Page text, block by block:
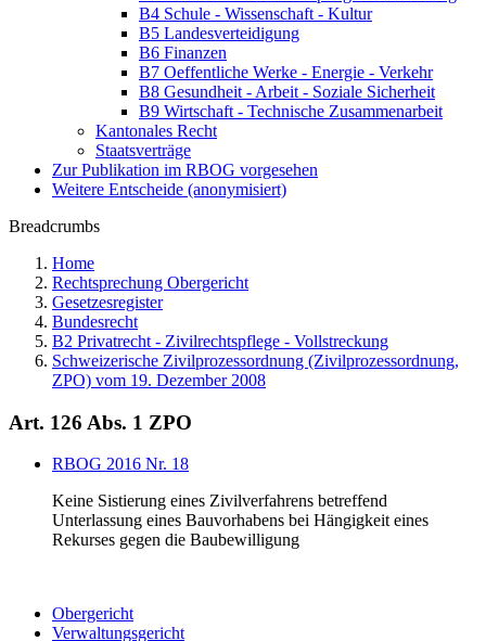
B4 Schule - Wissenschaft - Kultur
B5 Landesverteidigung
B6 Finanzen
B7 Oeffentliche Werke - Energie - Verkehr
B8 Gesundheit - Arbeit - Soziale Sicherheit
B9 Wirtschaft - Technische Zusammenarbeit
Kantonales Recht
Staatsverträge
Zur Publikation im RBOG vorgesehen
Weitere Entscheide (anonymisiert)
Breadcrumbs
Home
Rechtsprechung Obergericht
Gesetzesregister
Bundesrecht
B2 Privatrecht - Zivilrechtspflege - Vollstreckung
Schweizerische Zivilprozessordnung (Zivilprozessordnung,
ZPO) vom 19. Dezember 2008
Art. 126 Abs. 1 ZPO
RBOG 2016 Nr. 18
Keine Sistierung eines Zivilverfahrens betreffend
Unterlassung eines Bauvorhabens bei Hängigkeit eines
Rekurses gegen die Baubewilligung
Obergericht
Verwaltungsgericht